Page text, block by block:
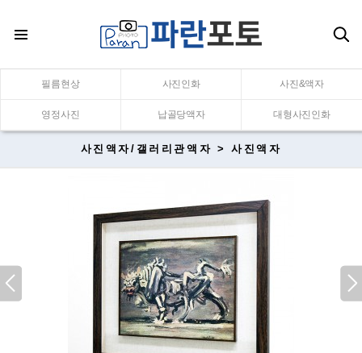
필름현상 사진인화 사진&액자
영정사진 납골당액자 대형사진인화
사진액자/갤러리관액자 > 사진액자